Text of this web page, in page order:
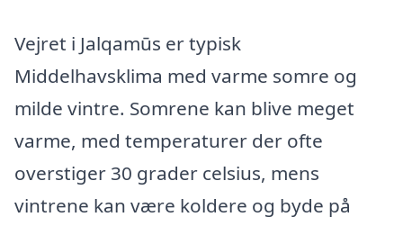
Vejret i Jalqamūs er typisk
Middelhavsklima med varme somre og
milde vintre. Somrene kan blive meget
varme, med temperaturer der ofte
overstiger 30 grader celsius, mens
vintrene kan være koldere og byde på